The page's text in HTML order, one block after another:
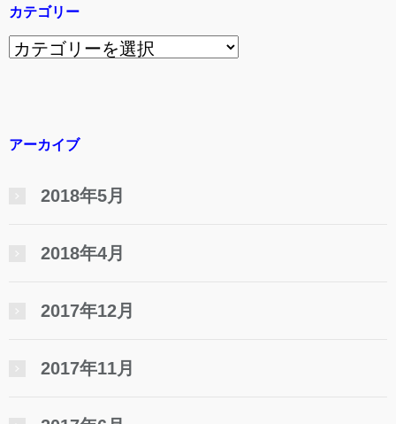
カテゴリー
カ
アーカイブ
2018年5月
2018年4月
2017年12月
2017年11月